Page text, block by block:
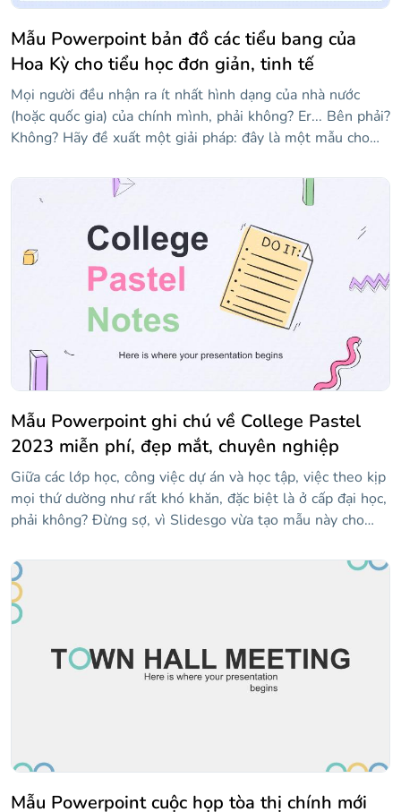
Mẫu Powerpoint bản đồ các tiểu bang của
Hoa Kỳ cho tiểu học đơn giản, tinh tế
Mọi người đều nhận ra ít nhất hình dạng của nhà nước
(hoặc quốc gia) của chính mình, phải không? Er... Bên phải?
Không? Hãy đề xuất một giải pháp: đây là một mẫu cho
giảng dạy tất cả 50 tiểu bang của Hoa Kỳ. Nó có nhiều bản
đồ của các tiểu bang khác nhau! Vì chúng tôi đã sử dụng
tông màu xanh lam, mọi thứ đều ổn, êm dịu, nhẹ nhàng...
Này, hãy thức dậy, chúng ta đang ở giữa lớp! Nếu bạn thấy
một số trạng thái bị thiếu, hãy kiểm tra các trang trình bày
ở cuối mẫu, nơi bạn sẽ tìm thấy các liên kết đến phần còn
lại của chúng!
Mẫu Powerpoint ghi chú về College Pastel
2023 miễn phí, đẹp mắt, chuyên nghiệp
Giữa các lớp học, công việc dự án và học tập, việc theo kịp
mọi thứ dường như rất khó khăn, đặc biệt là ở cấp đại học,
phải không? Đừng sợ, vì Slidesgo vừa tạo mẫu này cho
pastel tươi sáng và nhiều hình minh họa giống như hình
vẽ nguệch ngoạc — một nét thú vị luôn được chào đón!
Tất cả các bố cục đều chứa các mảnh giấy hoặc ghi chú
dính, nơi bạn có thể viết bất cứ điều gì bạn cần nhớ. Sự
kết hợp tuyệt vời này sẽ khiến bạn lưu giữ thông tin đó
trong một thời gian dài!
Mẫu Powerpoint cuộc họp tòa thị chính mới